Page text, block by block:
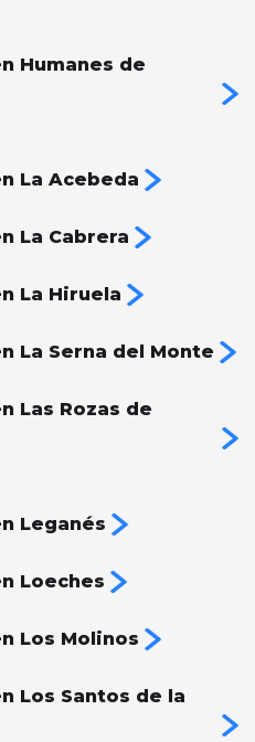
Humanes de
La Acebeda
La Cabrera
La Hiruela
La Serna del Monte
Las Rozas de
Leganés
Loeches
Los Molinos
Los Santos de la